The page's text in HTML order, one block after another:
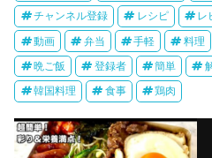
チャンネル登録 レシピ レ
動画 弁当 手軽 料理
晩ご飯 登録者 簡単
韓国料理 食事 鶏肉